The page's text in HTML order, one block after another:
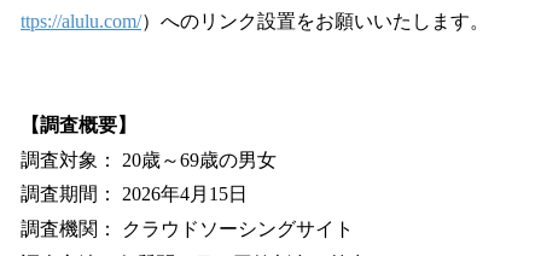
ttps://alulu.com/）へのリンク設置をお願いいたします。
【調査概要】
調査対象： 20歳～69歳の男女
調査期間： 2026年4月15日
調査機関： クラウドソーシングサイト